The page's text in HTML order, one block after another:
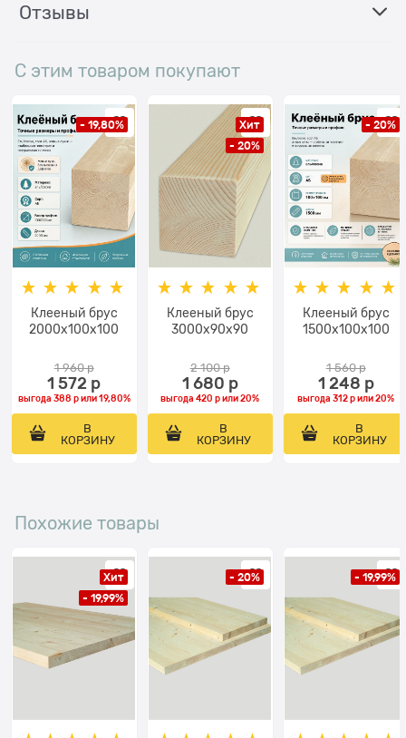
Отзывы
С этим товаром покупают
- 19,80%
Клееный брус
2000х100x100
1 960 р
1 572 р
выгода 388 рили19,80%
В
КОРЗИНУ
Хит
- 20%
Клееный брус
3000х90x90
2 100 р
1 680 р
выгода420 рили20%
В
КОРЗИНУ
- 20%
Клееный брус
1500х100x100
1 560 р
1 248 р
выгода312 рили20%
В
КОРЗИНУ
Похожие товары
Хит
- 19,99%
- 20% - 19,99%